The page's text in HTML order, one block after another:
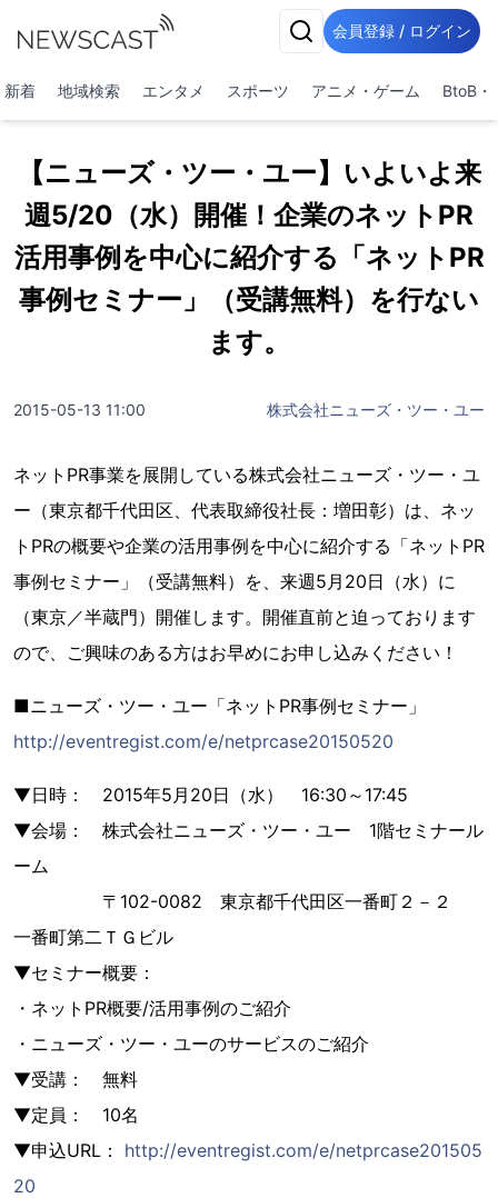
会員登録 / ログイン
新着 地域検索 エンタメ スポーツ アニメ・ゲーム BtoB・
【ニューズ・ツー・ユー】いよいよ来
週5/20（水）開催！企業のネットPR
活用事例を中心に紹介する「ネットPR
事例セミナー」（受講無料）を行ない
ます。
2015-05-13 11:00 株式会社ニューズ・ツー・ユー
ネットPR事業を展開している株式会社ニューズ・ツー・ユ
ー（東京都千代田区、代表取締役社長：増田彰）は、ネッ
トPRの概要や企業の活用事例を中心に紹介する「ネットPR
事例セミナー」（受講無料）を、来週5月20日（水）に
（東京／半蔵門）開催します。開催直前と迫っております
ので、ご興味のある方はお早めにお申し込みください！
■ニューズ・ツー・ユー「ネットPR事例セミナー」
http://eventregist.com/e/netprcase20150520
▼日時： 2015年5月20日（水） 16:30～17:45
▼会場： 株式会社ニューズ・ツー・ユー 1階セミナール
ーム
〒102-0082 東京都千代田区一番町２－２
一番町第二ＴＧビル
▼セミナー概要：
・ネットPR概要/活用事例のご紹介
・ニューズ・ツー・ユーのサービスのご紹介
▼受講： 無料
▼定員： 10名
▼申込URL： http://eventregist.com/e/netprcase201505
20